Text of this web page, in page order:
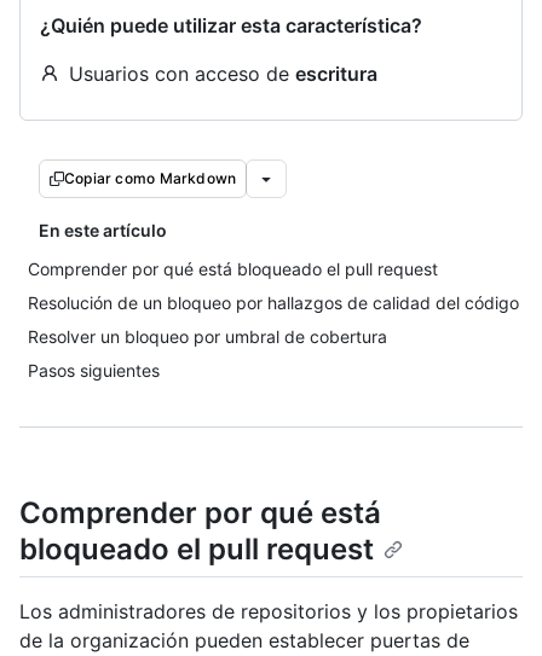
¿Quién puede utilizar esta característica?
Usuarios con acceso de escritura
Copiar como Markdown
En este artículo
Comprender por qué está bloqueado el pull request
Resolución de un bloqueo por hallazgos de calidad del código
Resolver un bloqueo por umbral de cobertura
Pasos siguientes
Comprender por qué está
bloqueado el pull request
Los administradores de repositorios y los propietarios
de la organización pueden establecer puertas de